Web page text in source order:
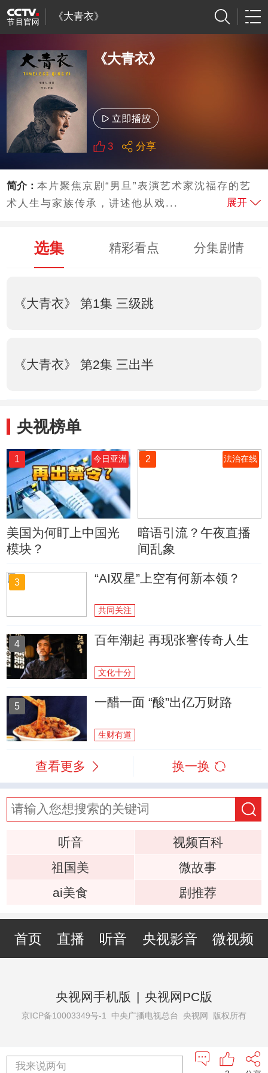
《大青衣》
《大青衣》
3 分享
简介：本片聚焦京剧“男旦”表演艺术家沈福存的艺
术人生与家族传承，讲述他从戏...
展开
选集 精彩看点 分集剧情
《大青衣》 第1集 三级跳
《大青衣》 第2集 三出半
央视榜单
1 今日亚洲
美国为何盯上中国光
模块？
2 法治在线
暗语引流？午夜直播
间乱象
3 “AI双星”上空有何新本领？
共同关注
4 百年潮起 再现张謇传奇人生
文化十分
5 一醋一面 “酸”出亿万财路
生财有道
查看更多 换一换
听音
视频百科
祖国美
微故事
ai美食
剧推荐
首页 直播 听音 央视影音 微视频
央视网手机版 | 央视网PC版
京ICP备10003349号-1 中央广播电视总台 央视网 版权所有
我来说两句